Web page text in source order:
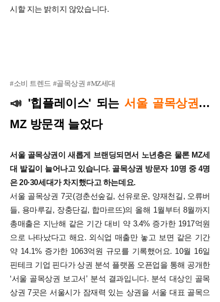
시할 지는 밝히지 않았습니다.
#소비 트렌드 #골목상권 #MZ세대
📣 '힙플레이스' 되는 서울 골목상권 …
MZ 방문객 늘었다
서울 골목상권이 새롭게 브랜딩되면서 노년층은 물론 MZ세
대 발길이 늘어나고 있습니다. 골목상권 방문자 10명 중 4명
은 20·30세대가 차지했다고 하는데요.
서울 골목상권 7곳(경춘선숲길, 선유로운, 양재천길, 오류버
들, 용마루길, 장충단길, 합마르뜨)의 올해 1월부터 8월까지
총매출은 지난해 같은 기간 대비 약 3.4% 증가한 1917억원
으로 나타났다고 해요. 외식업 매출만 놓고 보면 같은 기간
약 14.1% 증가한 1063억원 규모를 기록했어요. 10월 16일
핀테크 기업 핀다가 상권 분석 플랫폼 오픈업을 통해 공개한
‘서울 골목상권 보고서’ 분석 결과입니다. 분석 대상인 골목
상권 7곳은 서울시가 잠재력 있는 상권을 서울 대표 골목으